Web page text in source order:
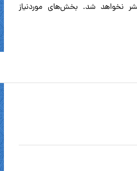
نخواهد شد. بخش‌های موردنیاز